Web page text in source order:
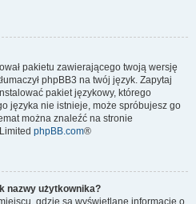
pakietu zawierającego twoją wersję
phpBB3 na twój język. Zapytaj
pakiet językowy, którego
języka nie istnieje, może spróbujesz go
można znaleźć na stronie
phpBB.com®
nazwy użytkownika?
gdzie są wyświetlane informacje o